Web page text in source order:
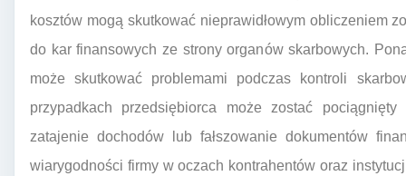
kosztów mogą skutkować nieprawidłowym obliczeniem
do kar finansowych ze strony organów skarbowych.
może skutkować problemami podczas kontroli
przypadkach przedsiębiorca może zostać
zatajenie dochodów lub fałszowanie dokumentów
wiarygodności firmy w oczach kontrahentów oraz